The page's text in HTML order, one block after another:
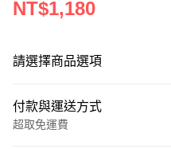
NT$1,180
請選擇商品選項
付款與運送方式
超取免運費